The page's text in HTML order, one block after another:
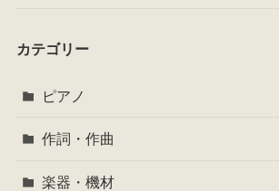
カテゴリー
ピアノ
作詞・作曲
楽器・機材